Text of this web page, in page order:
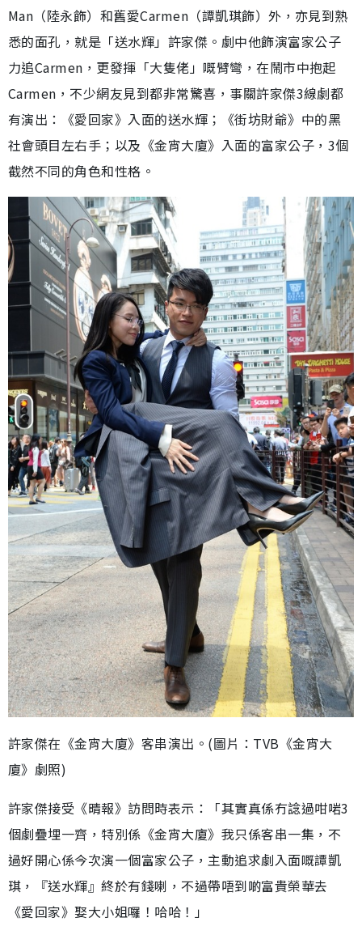
Man（陸永飾）和舊愛Carmen（譚凱琪飾）外，亦見到熟
悉的面孔，就是「送水輝」許家傑。劇中他飾演富家公子
力追Carmen，更發揮「大隻佬」嘅臂彎，在鬧市中抱起
Carmen，不少網友見到都非常驚喜，事關許家傑3線劇都
有演出：《愛回家》入面的送水輝；《街坊財爺》中的黑
社會頭目左右手；以及《金宵大廈》入面的富家公子，3個
截然不同的角色和性格。
許家傑在《金宵大廈》客串演出。(圖片：TVB《金宵大
廈》劇照)
許家傑接受《晴報》訪問時表示：「其實真係冇諗過咁啱3
個劇疊埋一齊，特別係《金宵大廈》我只係客串一集，不
過好開心係今次演一個富家公子，主動追求劇入面嘅譚凱
琪，『送水輝』終於有錢喇，不過帶唔到啲富貴榮華去
《愛回家》娶大小姐囉！哈哈！」